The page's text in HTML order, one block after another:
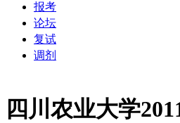
报考
论坛
复试
调剂
四川农业大学